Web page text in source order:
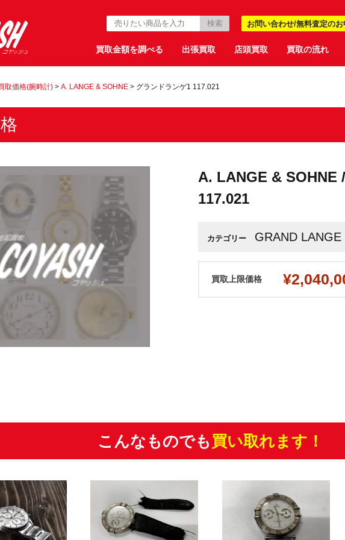
お問い合わせ/無料査定の
買取金額を調べる 出張買取 店頭買取 買取の流れ
取価格(腕時計) > A. LANGE & SOHNE > グランドランゲ1 117.021
A. LANGE & SOHNE
117.021
カテゴリー GRAND LANGE
買取上限価格
こんなものでも 買い取れます！